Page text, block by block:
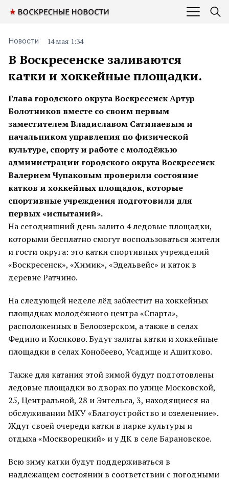
В Воскресенске заливаются
катки и хоккейные площадки.
Новости 14 мая 1:34
Глава городского округа Воскресенск Артур
Болотников вместе со своим первым
заместителем Владиславом Сатинаевым и
начальником управления по физической
культуре, спорту и работе с молодёжью
администрации городского округа Воскресенск
Валерием Чупаковым проверили состояние
катков и хоккейных площадок, которые
спортивные учреждения подготовили для
первых «испытаний».
На сегодняшний день залито 4 ледовые площадки,
которыми бесплатно смогут воспользоваться жители
и гости округа: это катки спортивных учреждений
«Воскресенск», «Химик», «Эдельвейс» и каток в
деревне Ратчино.
На следующей неделе лёд заблестит на хоккейных
площадках молодёжного центра «Спарта»,
расположенных в Белоозерском, а также в селах
Федино и Косяково. Будут залиты катки и хоккейные
площадки в селах Конобеево, Усадище и Ашитково.
Также для катания этой зимой будут подготовлены
ледовые площадки во дворах по улице Московской,
25, Центральной, 28 и Энгельса, 3, находящиеся на
обслуживании МКУ «Благоустройство и озеленение».
Ждут своей очереди катки в парке культуры и
отдыха «Москворецкий» и у ДК в селе Барановское.
Всю зиму катки будут поддерживаться в
надлежащем состоянии в соответствии с погодными